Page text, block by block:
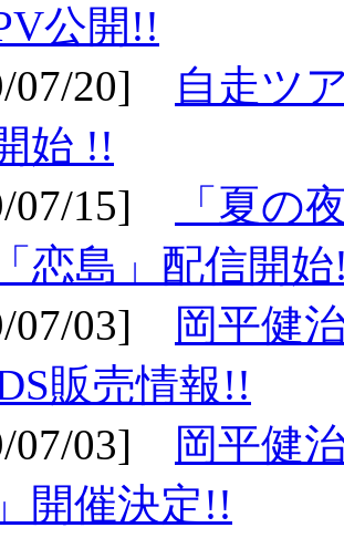
公開!!
07/20]
自走ツ
始 !!
07/15]
「夏の
恋島」配信開
07/03]
岡平健
販売情報!!
07/03]
岡平健
開催決定!!